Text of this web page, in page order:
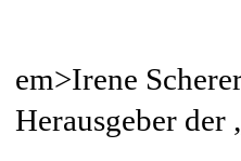
em>Irene
Herausgeber der